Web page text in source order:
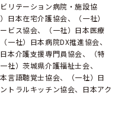
リテーション病院・施設協
日本在宅介護協会、（一社）
ビス協会、（一社）日本医療
一社）日本病院DX推進協会、
本介護支援専門員協会、（特
社）茨城県介護福祉士会、
言語聴覚士協会、（一社）日
トラルキッチン協会、日本アク